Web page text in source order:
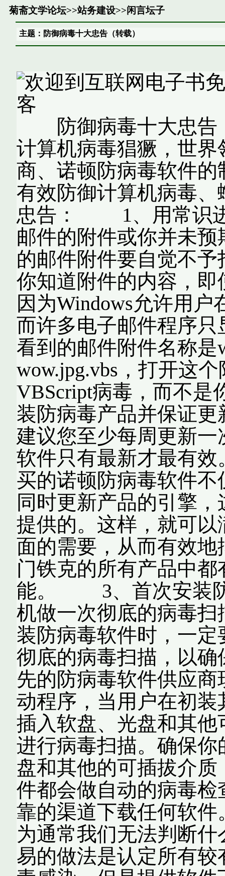
菊斋文学论坛>>站务建设>>闲言坛子
主题：防御病毒十大忠告（转载）
防御病毒十大忠
计算机病毒猖獗，世
商、诺顿防病毒软件
有效防御计算机病毒
忠告： 1、用常识进
邮件的附件或你并未
的邮件附件要自觉不
你知道附件的内容，
因为Windows允许用
而许多电子邮件程序
看到的邮件附件名称是
wow.jpg.vbs，打开这
VBScript病毒，而不
装防病毒产品并保证
建议您至少每周更新
软件只有最新才最有
买的诺顿防病毒软件
同时更新产品的引擎
提供的。这样，就可
面的需要，从而有效
门铁克的所有产品中都
能。 3、首次安装防
机做一次彻底的病毒
装防病毒软件时，一
彻底的病毒扫描，以
先的防病毒软件供应
动程序，当用户在初
插入软盘、光盘和其
进行病毒扫描。确保
盘和其他的可插拔介
件都会做自动的病毒
靠的渠道下载任何软
为通常我们无法判断
易的做法是认定所有